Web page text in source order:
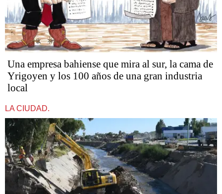
Una empresa bahiense que mira al sur, la cama de
Yrigoyen y los 100 años de una gran industria
local
LA CIUDAD.